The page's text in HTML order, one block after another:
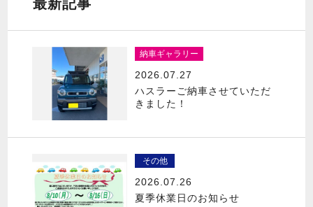
最新記事
納車ギャラリー
2026.07.27
ハスラーご納車させていただ
きました！
その他
2026.07.26
夏季休業日のお知らせ